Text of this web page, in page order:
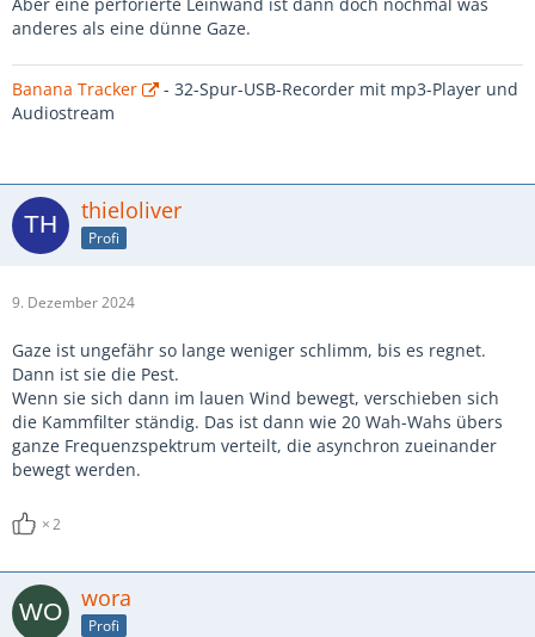
anderes als eine dünne Gaze.
Banana Tracker
- 32-Spur-USB-Recorder mit mp3-Player und
Audiostream
thieloliver
Profi
9. Dezember 2024
Gaze ist ungefähr so lange weniger schlimm, bis es regnet.
Dann ist sie die Pest.
Wenn sie sich dann im lauen Wind bewegt, verschieben sich
die Kammfilter ständig. Das ist dann wie 20 Wah-Wahs übers
ganze Frequenzspektrum verteilt, die asynchron zueinander
bewegt werden.
2
wora
Profi